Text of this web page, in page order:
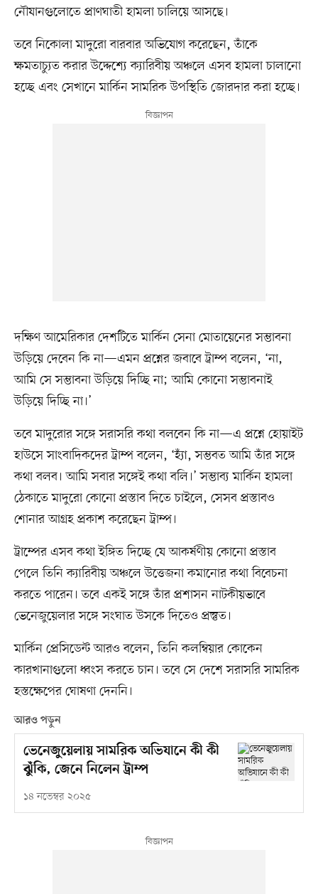
নৌযানগুলোতে প্রাণঘাতী হামলা চালিয়ে আসছে।
তবে নিকোলা মাদুরো বারবার অভিযোগ করেছেন, তাঁকে
ক্ষমতাচ্যুত করার উদ্দেশ্যে ক্যারিবীয় অঞ্চলে এসব হামলা চালানো
হচ্ছে এবং সেখানে মার্কিন সামরিক উপস্থিতি জোরদার করা হচ্ছে।
দক্ষিণ আমেরিকার দেশটিতে মার্কিন সেনা মোতায়েনের সম্ভাবনা
উড়িয়ে দেবেন কি না—এমন প্রশ্নের জবাবে ট্রাম্প বলেন, ‘না,
আমি সে সম্ভাবনা উড়িয়ে দিচ্ছি না; আমি কোনো সম্ভাবনাই
উড়িয়ে দিচ্ছি না।’
তবে মাদুরোর সঙ্গে সরাসরি কথা বলবেন কি না—এ প্রশ্নে হোয়াইট
হাউসে সাংবাদিকদের ট্রাম্প বলেন, ‘হ্যাঁ, সম্ভবত আমি তাঁর সঙ্গে
কথা বলব। আমি সবার সঙ্গেই কথা বলি।’ সম্ভাব্য মার্কিন হামলা
ঠেকাতে মাদুরো কোনো প্রস্তাব দিতে চাইলে, সেসব প্রস্তাবও
শোনার আগ্রহ প্রকাশ করেছেন ট্রাম্প।
ট্রাম্পের এসব কথা ইঙ্গিত দিচ্ছে যে আকর্ষণীয় কোনো প্রস্তাব
পেলে তিনি ক্যারিবীয় অঞ্চলে উত্তেজনা কমানোর কথা বিবেচনা
করতে পারেন। তবে একই সঙ্গে তাঁর প্রশাসন নাটকীয়ভাবে
ভেনেজুয়েলার সঙ্গে সংঘাত উসকে দিতেও প্রস্তুত।
মার্কিন প্রেসিডেন্ট আরও বলেন, তিনি কলম্বিয়ার কোকেন
কারখানাগুলো ধ্বংস করতে চান। তবে সে দেশে সরাসরি সামরিক
হস্তক্ষেপের ঘোষণা দেননি।
আরও পড়ুন
ভেনেজুয়েলায় সামরিক অভিযানে কী কী
ঝুঁকি, জেনে নিলেন ট্রাম্প
১৪ নভেম্বর ২০২৫